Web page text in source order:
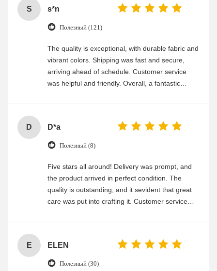
S s*n
Полезный (121)
The quality is exceptional, with durable fabric and
vibrant colors. Shipping was fast and secure,
arriving ahead of schedule. Customer service
was helpful and friendly. Overall, a fantastic
D D*a
Полезный (8)
Five stars all around! Delivery was prompt, and
the product arrived in perfect condition. The
quality is outstanding, and it sevident that great
care was put into crafting it. Customer service
E ELEN
Полезный (30)